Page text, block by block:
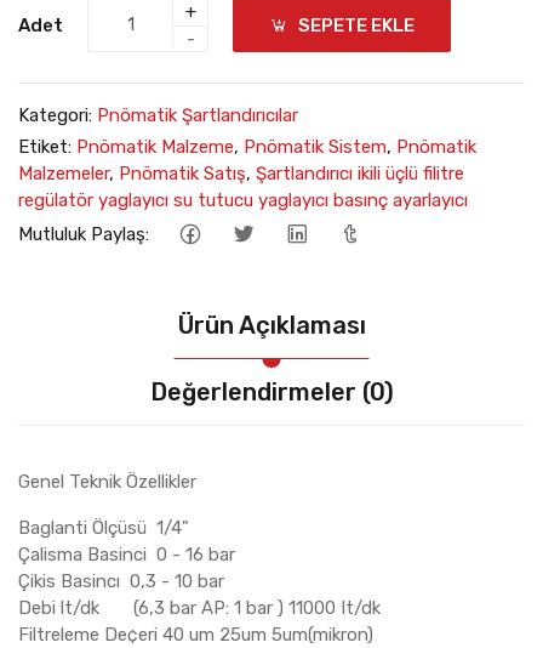
Adet
+
-
SEPETE EKLE
Kategori: Pnömatik Şartlandırıcılar
Etiket: Pnömatik Malzeme, Pnömatik Sistem, Pnömatik
Malzemeler, Pnömatik Satış, Şartlandırıcı ikili üçlü filitre
regülatör yaglayıcı su tutucu yaglayıcı basınç ayarlayıcı
Mutluluk Paylaş:
Ürün Açıklaması
Değerlendirmeler (0)
Genel Teknik Özellikler
Baglanti Ölçüsü 1/4"
Çalisma Basinci 0 - 16 bar
Çikis Basincı 0,3 - 10 bar
Debi lt/dk (6,3 bar AP: 1 bar ) 11000 It/dk
Filtreleme De¢eri 40 um 25um 5um(mikron)